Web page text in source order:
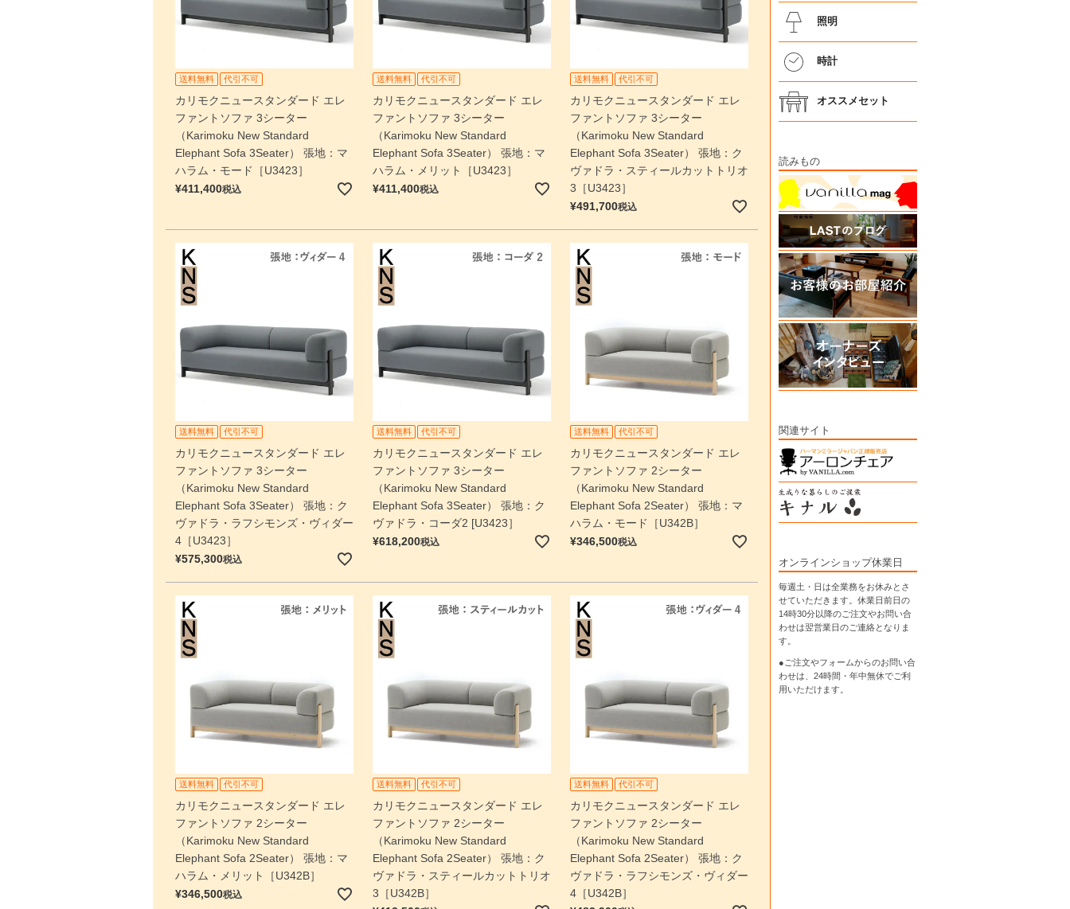
送料無料 代引不可
カリモクニュースタンダード エレ
ファントソファ 3シーター
（Karimoku New Standard
Elephant Sofa 3Seater） 張地：マ
ハラム・モード［U3423］
¥411,400税込
送料無料 代引不可
カリモクニュースタンダード エレ
ファントソファ 3シーター
（Karimoku New Standard
Elephant Sofa 3Seater） 張地：マ
ハラム・メリット［U3423］
¥411,400税込
送料無料 代引不可
カリモクニュースタンダード エレ
ファントソファ 3シーター
（Karimoku New Standard
Elephant Sofa 3Seater） 張地：ク
ヴァドラ・スティールカットトリオ
3［U3423］
¥491,700税込
送料無料 代引不可
カリモクニュースタンダード エレ
ファントソファ 3シーター
（Karimoku New Standard
Elephant Sofa 3Seater） 張地：ク
ヴァドラ・ラフシモンズ・ヴィダー
4［U3423］
¥575,300税込
送料無料 代引不可
カリモクニュースタンダード エレ
ファントソファ 3シーター
（Karimoku New Standard
Elephant Sofa 3Seater） 張地：ク
ヴァドラ・コーダ2 [U3423］
¥618,200税込
送料無料 代引不可
カリモクニュースタンダード エレ
ファントソファ 2シーター
（Karimoku New Standard
Elephant Sofa 2Seater） 張地：マ
ハラム・モード［U342B］
¥346,500税込
送料無料 代引不可
カリモクニュースタンダード エレ
ファントソファ 2シーター
（Karimoku New Standard
Elephant Sofa 2Seater） 張地：マ
ハラム・メリット［U342B］
¥346,500税込
送料無料 代引不可
カリモクニュースタンダード エレ
ファントソファ 2シーター
（Karimoku New Standard
Elephant Sofa 2Seater） 張地：ク
ヴァドラ・スティールカットトリオ
3［U342B］
送料無料 代引不可
カリモクニュースタンダード エレ
ファントソファ 2シーター
（Karimoku New Standard
Elephant Sofa 2Seater） 張地：ク
ヴァドラ・ラフシモンズ・ヴィダー
4［U342B］
照明
時計
オススメセット
読みもの
関連サイト
オンラインショップ休業日
毎週土・日は全業務をお休みとさ
せていただきます。休業日前日の
14時30分以降のご注文やお問い合
わせは翌営業日のご連絡となりま
す。
●ご注文やフォームからのお問い合
わせは、 24時間・年中無休でご利
用いただけます。